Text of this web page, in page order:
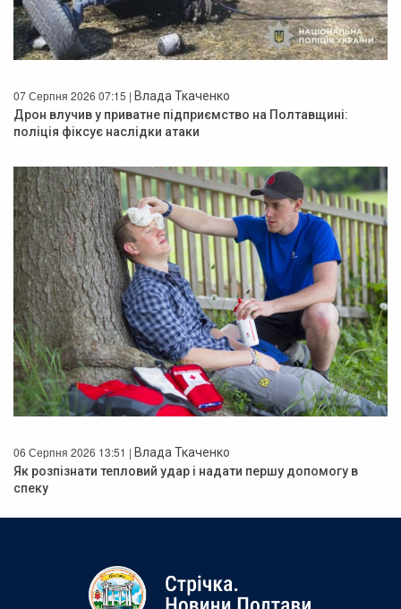
07 Серпня 2026 07:15 | Влада Ткаченко
Дрон влучив у приватне підприємство на Полтавщині:
поліція фіксує наслідки атаки
06 Серпня 2026 13:51 | Влада Ткаченко
Як розпізнати тепловий удар і надати першу допомогу в
спеку